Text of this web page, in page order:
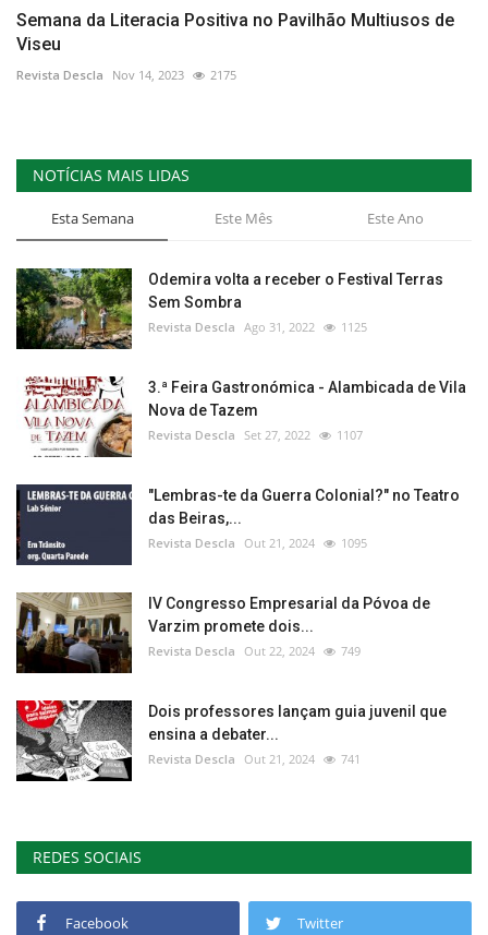
Semana da Literacia Positiva no Pavilhão Multiusos de
Viseu
Revista Descla Nov 14, 2023 2175
NOTÍCIAS MAIS LIDAS
Esta Semana Este Mês Este Ano
Odemira volta a receber o Festival Terras
Sem Sombra
Revista Descla Ago 31, 2022 1125
3.ª Feira Gastronómica - Alambicada de Vila
Nova de Tazem
Revista Descla Set 27, 2022 1107
"Lembras-te da Guerra Colonial?" no Teatro
das Beiras,...
Revista Descla Out 21, 2024 1095
IV Congresso Empresarial da Póvoa de
Varzim promete dois...
Revista Descla Out 22, 2024 749
Dois professores lançam guia juvenil que
ensina a debater...
Revista Descla Out 21, 2024 741
REDES SOCIAIS
Facebook Twitter